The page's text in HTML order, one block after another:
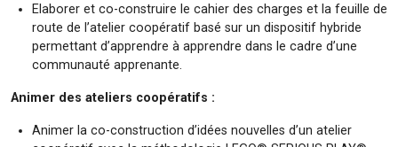
Elaborer et co-construire le cahier des charges et la feuille de
route de l’atelier coopératif basé sur un dispositif hybride
permettant d’apprendre à apprendre dans le cadre d’une
communauté apprenante.
Animer des ateliers coopératifs :
Animer la co-construction d’idées nouvelles d’un atelier